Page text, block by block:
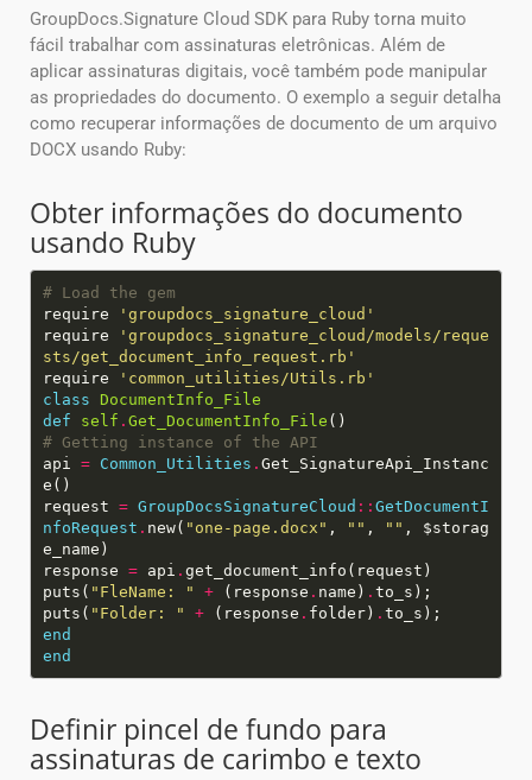
GroupDocs.Signature Cloud SDK para Ruby torna muito
fácil trabalhar com assinaturas eletrônicas. Além de
aplicar assinaturas digitais, você também pode manipular
as propriedades do documento. O exemplo a seguir detalha
como recuperar informações de documento de um arquivo
DOCX usando Ruby:
Obter informações do documento
usando Ruby
# Load the gem
require
'groupdocs_signature_cloud'
require
'groupdocs_signature_cloud/models/reque
sts/get_document_info_request.rb'
require
'common_utilities/Utils.rb'
class DocumentInfo_File
def
self . Get_DocumentInfo_File
# Getting instance of the API
api = Common_Utilities . Get_SignatureApi_Instanc
request = GroupDocsSignatureCloud :: GetDocumentI
nfoRequest . new( "one-page.docx" , "" , "" , $storag
response =api .
puts( "FleName: " +(response . name) .
puts( "Folder: " +(response . folder) .
end
end
Definir pincel de fundo para
assinaturas de carimbo e texto